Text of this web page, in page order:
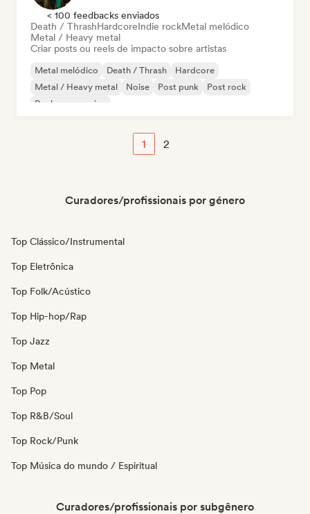
< 100 feedbacks enviados
Death / ThrashHardcoreIndie rockMetal melódico
Metal / Heavy metal
Criar posts ou reels de impacto sobre artistas
Metal melódico Death / Thrash
Hardcore
Metal / Heavy metal
Noise Post punk
Post rock
Rock progressivo
1 2
Curadores/profissionais por género
Top Clássico/Instrumental
Top Eletrônica
Top Folk/Acústico
Top Hip-hop/Rap
Top Jazz
Top Metal
Top Pop
Top R&B/Soul
Top Rock/Punk
Top Música do mundo / Espiritual
Curadores/profissionais por subgênero